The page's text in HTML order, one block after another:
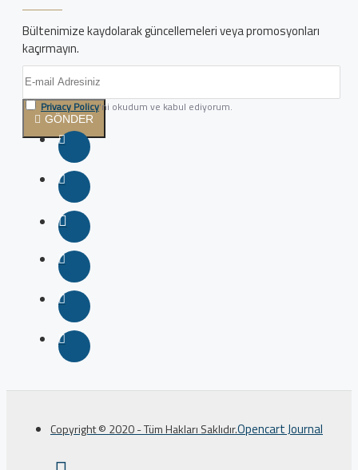
Bültenimize kaydolarak güncellemeleri veya promosyonları
kaçırmayın.
GÖNDER
Privacy Policy'ni okudum ve kabul ediyorum.
Copyright © 2020 - Tüm Hakları Saklıdır.Opencart Journal